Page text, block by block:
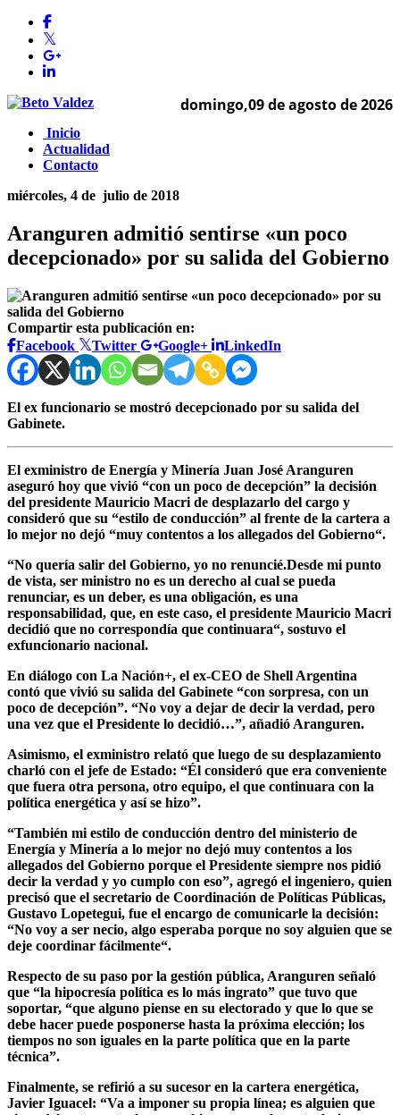
domingo,09 de agosto de 2026
Inicio
Actualidad
Contacto
miércoles, 4 de julio de 2018
Aranguren admitió sentirse «un poco
decepcionado» por su salida del Gobierno
Compartir esta publicación en:
Facebook
Twitter Google+ LinkedIn
El ex funcionario se mostró decepcionado por su salida del
Gabinete.
El exministro de Energía y Minería Juan José Aranguren
aseguró hoy que vivió “con un poco de decepción” la decisión
del presidente Mauricio Macri de desplazarlo del cargo y
consideró que su “estilo de conducción” al frente de la cartera a
lo mejor no dejó “muy contentos a los allegados del Gobierno“.
“No quería salir del Gobierno, yo no renuncié.Desde mi punto
de vista, ser ministro no es un derecho al cual se pueda
renunciar, es un deber, es una obligación, es una
responsabilidad, que, en este caso, el presidente Mauricio Macri
decidió que no correspondía que continuara“, sostuvo el
exfuncionario nacional.
En diálogo con La Nación+, el ex-CEO de Shell Argentina
contó que vivió su salida del Gabinete “con sorpresa, con un
poco de decepción”. “No voy a dejar de decir la verdad, pero
una vez que el Presidente lo decidió…”, añadió Aranguren.
Asimismo, el exministro relató que luego de su desplazamiento
charló con el jefe de Estado: “Él consideró que era conveniente
que fuera otra persona, otro equipo, el que continuara con la
política energética y así se hizo”.
“También mi estilo de conducción dentro del ministerio de
Energía y Minería a lo mejor no dejó muy contentos a los
allegados del Gobierno porque el Presidente siempre nos pidió
decir la verdad y yo cumplo con eso”, agregó el ingeniero, quien
precisó que el secretario de Coordinación de Políticas Públicas,
Gustavo Lopetegui, fue el encargo de comunicarle la decisión:
“No voy a ser necio, algo esperaba porque no soy alguien que se
deje coordinar fácilmente“.
Respecto de su paso por la gestión pública, Aranguren señaló
que “la hipocresía política es lo más ingrato” que tuvo que
soportar, “que alguno piense en su electorado y que lo que se
debe hacer puede posponerse hasta la próxima elección; los
tiempos no son iguales en la parte política que en la parte
técnica”.
Finalmente, se refirió a su sucesor en la cartera energética,
Javier Iguacel: “Va a imponer su propia línea; es alguien que